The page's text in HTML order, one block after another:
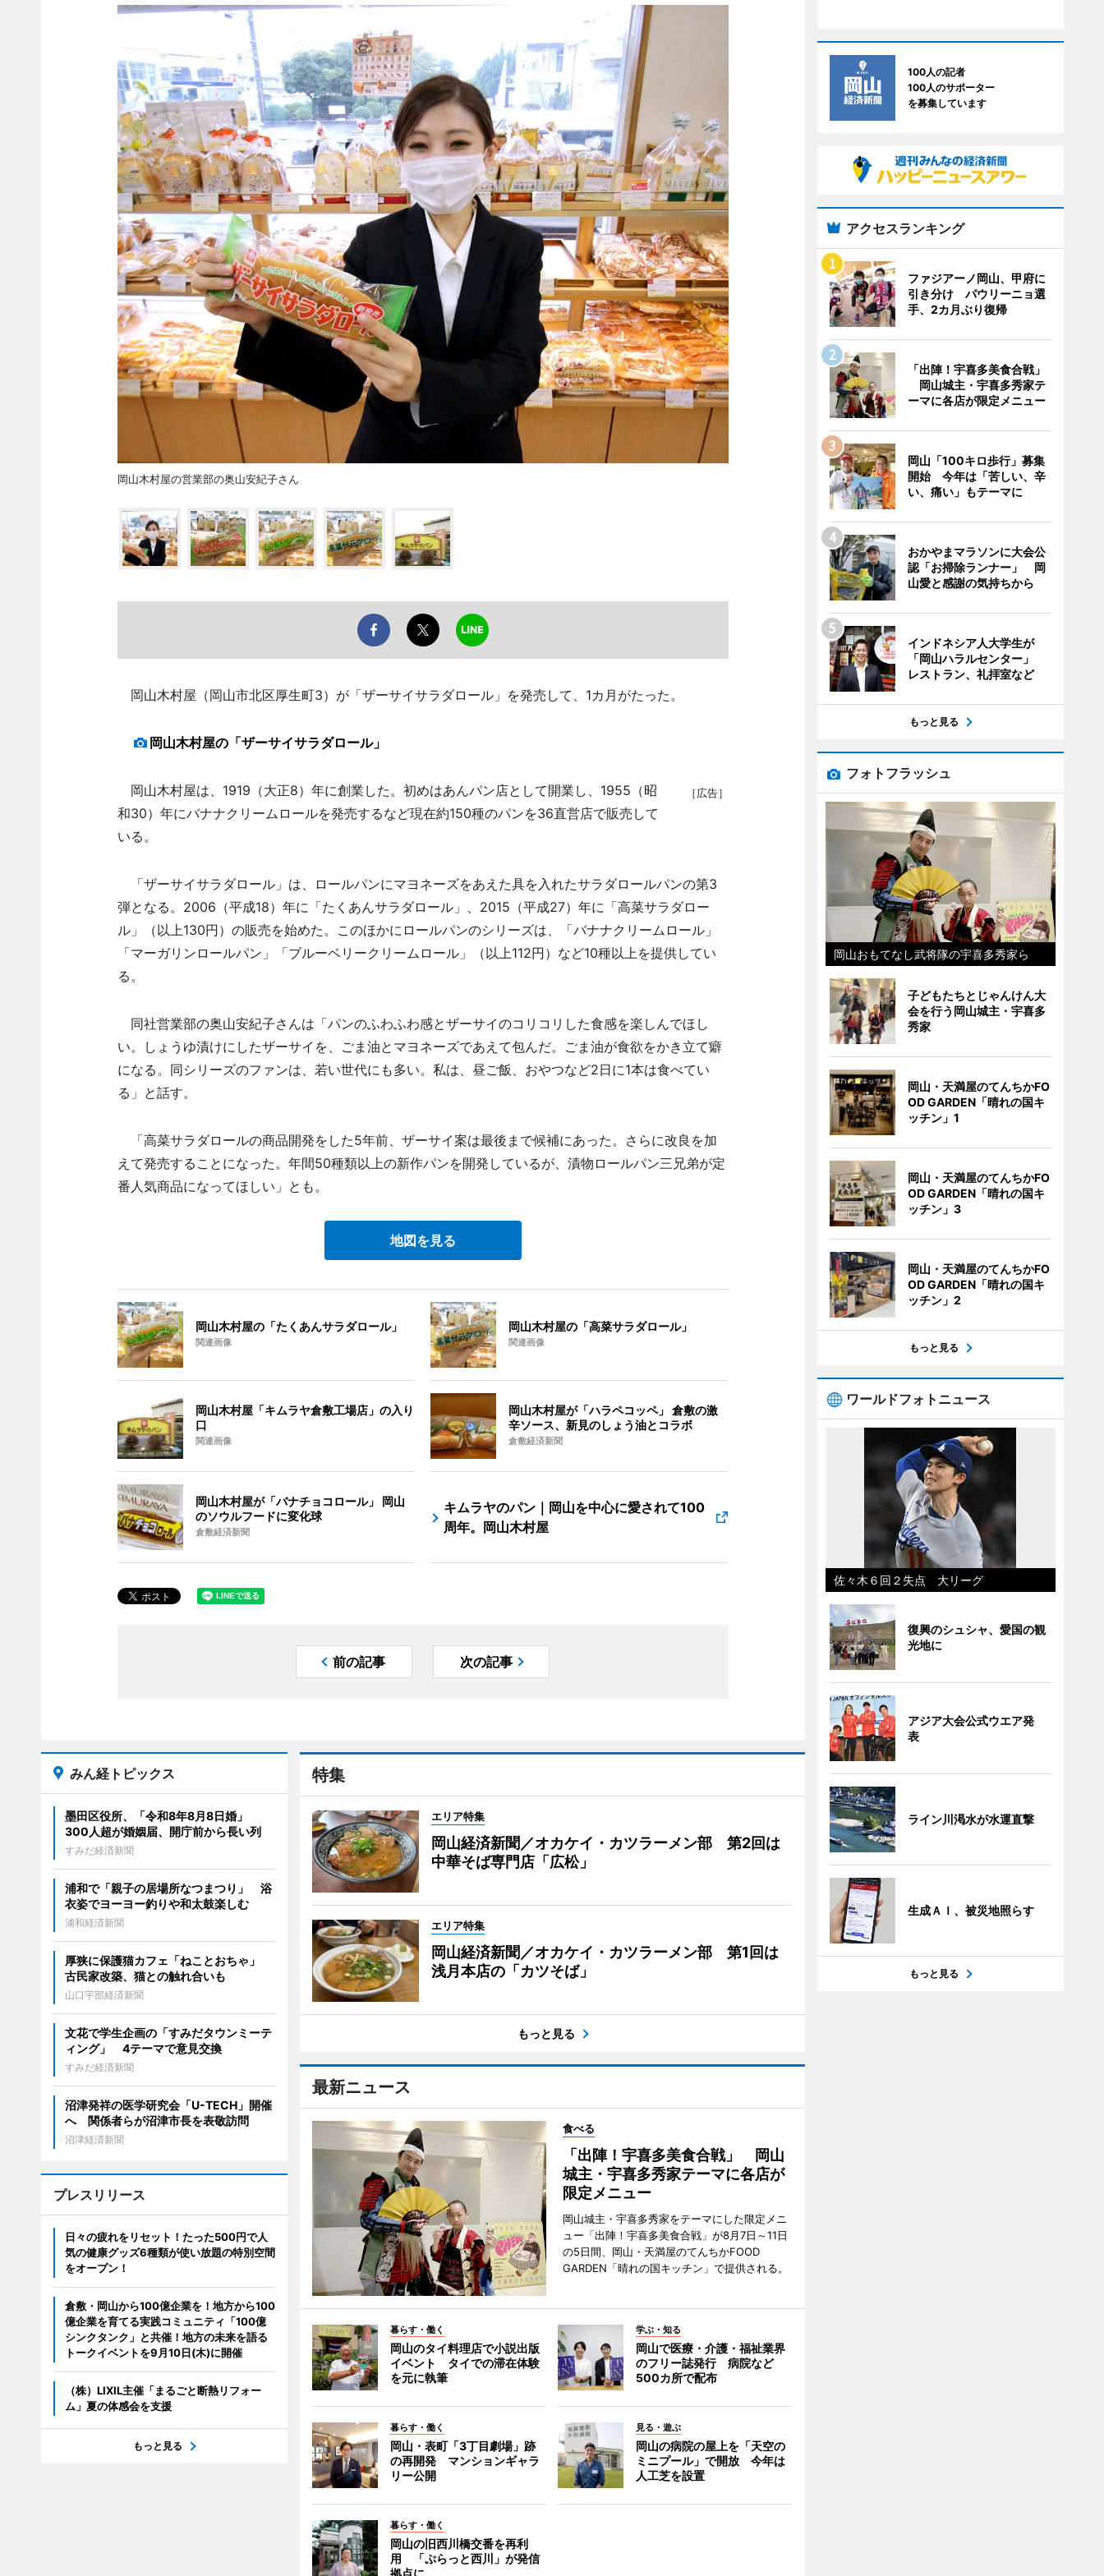
岡山木村屋の営業部の奥山安紀子さん
岡山木村屋（岡山市北区厚生町3）が「ザーサイサラダロール」を発売して、1カ月がたった。
岡山木村屋の「ザーサイサラダロール」
［広告］
岡山木村屋は、1919（大正8）年に創業した。初めはあんパン店として開業し、1955（昭
和30）年にバナナクリームロールを発売するなど現在約150種のパンを36直営店で販売して
いる。
「ザーサイサラダロール」は、ロールパンにマヨネーズをあえた具を入れたサラダロールパンの第3
弾となる。2006（平成18）年に「たくあんサラダロール」、2015（平成27）年に「高菜サラダロー
ル」（以上130円）の販売を始めた。このほかにロールパンのシリーズは、「バナナクリームロール」
「マーガリンロールパン」「ブルーベリークリームロール」（以上112円）など10種以上を提供してい
る。
同社営業部の奥山安紀子さんは「パンのふわふわ感とザーサイのコリコリした食感を楽しんでほし
い。しょうゆ漬けにしたザーサイを、ごま油とマヨネーズであえて包んだ。ごま油が食欲をかき立て癖
になる。同シリーズのファンは、若い世代にも多い。私は、昼ご飯、おやつなど2日に1本は食べてい
る」と話す。
「高菜サラダロールの商品開発をした5年前、ザーサイ案は最後まで候補にあった。さらに改良を加
えて発売することになった。年間50種類以上の新作パンを開発しているが、漬物ロールパン三兄弟が定
番人気商品になってほしい」とも。
地図を見る
岡山木村屋の「たくあんサラダロール」
関連画像
岡山木村屋の「高菜サラダロール」
関連画像
岡山木村屋「キムラヤ倉敷工場店」の入り
口
関連画像
岡山木村屋が「ハラペコッペ」 倉敷の激
辛ソース、新見のしょう油とコラボ
倉敷経済新聞
岡山木村屋が「バナチョコロール」 岡山
のソウルフードに変化球
倉敷経済新聞
キムラヤのパン｜岡山を中心に愛されて100
周年。岡山木村屋
前の記事 次の記事
特集
エリア特集
岡山経済新聞／オカケイ・カツラーメン部 第2回は
中華そば専門店「広松」
エリア特集
岡山経済新聞／オカケイ・カツラーメン部 第1回は
浅月本店の「カツそば」
もっと見る
最新ニュース
食べる
「出陣！宇喜多美食合戦」 岡山
城主・宇喜多秀家テーマに各店が
限定メニュー
岡山城主・宇喜多秀家をテーマにした限定メニ
ュー「出陣！宇喜多美食合戦」が8月7日～11日
の5日間、岡山・天満屋のてんちかFOOD
GARDEN「晴れの国キッチン」で提供される。
暮らす・働く
岡山のタイ料理店で小説出版
イベント タイでの滞在体験
を元に執筆
学ぶ・知る
岡山で医療・介護・福祉業界
のフリー誌発行 病院など
500カ所で配布
暮らす・働く
岡山・表町「3丁目劇場」跡
の再開発 マンションギャラ
リー公開
見る・遊ぶ
岡山の病院の屋上を「天空の
ミニプール」で開放 今年は
人工芝を設置
暮らす・働く
岡山の旧西川橋交番を再利
用 「ぷらっと西川」が発信
拠点に
みん経トピックス
墨田区役所、「令和8年8月8日婚」
300人超が婚姻届、開庁前から長い列
すみだ経済新聞
浦和で「親子の居場所なつまつり」 浴
衣姿でヨーヨー釣りや和太鼓楽しむ
浦和経済新聞
厚狭に保護猫カフェ「ねことおちゃ」
古民家改築、猫との触れ合いも
山口宇部経済新聞
文花で学生企画の「すみだタウンミーテ
ィング」 4テーマで意見交換
すみだ経済新聞
沼津発祥の医学研究会「U-TECH」開催
へ 関係者らが沼津市長を表敬訪問
沼津経済新聞
プレスリリース
日々の疲れをリセット！たった500円で人
気の健康グッズ6種類が使い放題の特別空間
をオープン！
倉敷・岡山から100億企業を！地方から100
億企業を育てる実践コミュニティ「100億
シンクタンク」と共催！地方の未来を語る
トークイベントを9月10日(木)に開催
（株）LIXIL主催「まるごと断熱リフォー
ム」夏の体感会を支援
もっと見る
100人の記者
100人のサポーター
を募集しています
アクセスランキング
ファジアーノ岡山、甲府に
引き分け パウリーニョ選
手、2カ月ぶり復帰
「出陣！宇喜多美食合戦」
岡山城主・宇喜多秀家テ
ーマに各店が限定メニュー
岡山「100キロ歩行」募集
開始 今年は「苦しい、辛
い、痛い」もテーマに
おかやまマラソンに大会公
認「お掃除ランナー」 岡
山愛と感謝の気持ちから
インドネシア人大学生が
「岡山ハラルセンター」
レストラン、礼拝室など
もっと見る
フォトフラッシュ
岡山おもてなし武将隊の宇喜多秀家ら
子どもたちとじゃんけん大
会を行う岡山城主・宇喜多
秀家
岡山・天満屋のてんちかFO
OD GARDEN「晴れの国キ
ッチン」1
岡山・天満屋のてんちかFO
OD GARDEN「晴れの国キ
ッチン」3
岡山・天満屋のてんちかFO
OD GARDEN「晴れの国キ
ッチン」2
もっと見る
ワールドフォトニュース
佐々木６回２失点 大リーグ
復興のシュシャ、愛国の観
光地に
アジア大会公式ウエア発
表
ライン川渇水が水運直撃
生成ＡＩ、被災地照らす
もっと見る